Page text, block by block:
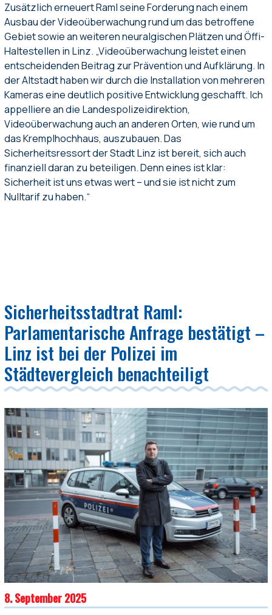
Zusätzlich erneuert Raml seine Forderung nach einem
Ausbau der Videoüberwachung rund um das betroffene
Gebiet sowie an weiteren neuralgischen Plätzen und Öffi-
Haltestellen in Linz. „Videoüberwachung leistet einen
entscheidenden Beitrag zur Prävention und Aufklärung. In
der Altstadt haben wir durch die Installation von mehreren
Kameras eine deutlich positive Entwicklung geschafft. Ich
appelliere an die Landespolizeidirektion,
Videoüberwachung auch an anderen Orten, wie rund um
das Kremplhochhaus, auszubauen. Das
Sicherheitsressort der Stadt Linz ist bereit, sich auch
finanziell daran zu beteiligen. Denn eines ist klar:
Sicherheit ist uns etwas wert – und sie ist nicht zum
Nulltarif zu haben.“
Sicherheitsstadtrat Raml:
Parlamentarische Anfrage bestätigt –
Linz ist bei der Polizei im
Städtevergleich benachteiligt
8. September 2025